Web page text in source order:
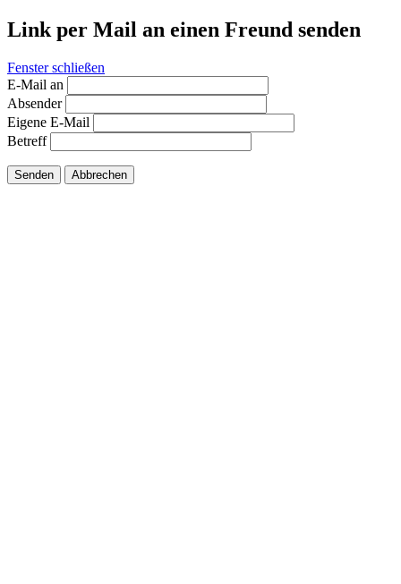
Link per Mail an einen Freund senden
Fenster schließen
E-Mail an
Absender
Eigene E-Mail
Betreff
Senden Abbrechen